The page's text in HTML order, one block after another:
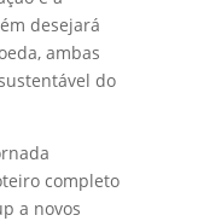
desejará
ambas
do
completo
a novos